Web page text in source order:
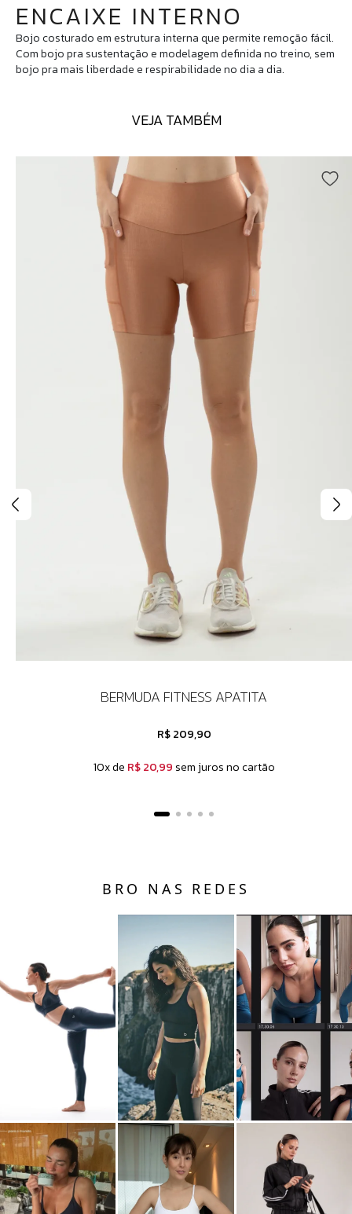
ENCAIXE INTERNO
Bojo costurado em estrutura interna que permite remoção fácil.
Com bojo pra sustentação e modelagem definida no treino, sem
bojo pra mais liberdade e respirabilidade no dia a dia.
VEJA TAMBÉM
BERMUDA FITNESS APATITA
R$ 209,90
10x de R$ 20,99 sem juros no cartão
BRO NAS REDES